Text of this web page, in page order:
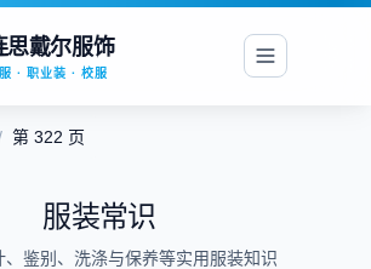
思戴尔服饰
· 职业装 · 校服
第 322 页
服装常识
、鉴别、洗涤与保养等实用服装知识